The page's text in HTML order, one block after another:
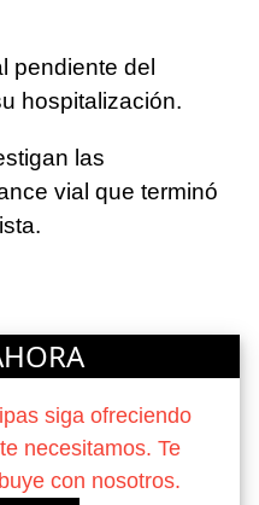
pendiente del
hospitalización.
las
vial que terminó
siga ofreciendo
necesitamos. Te
con nosotros.